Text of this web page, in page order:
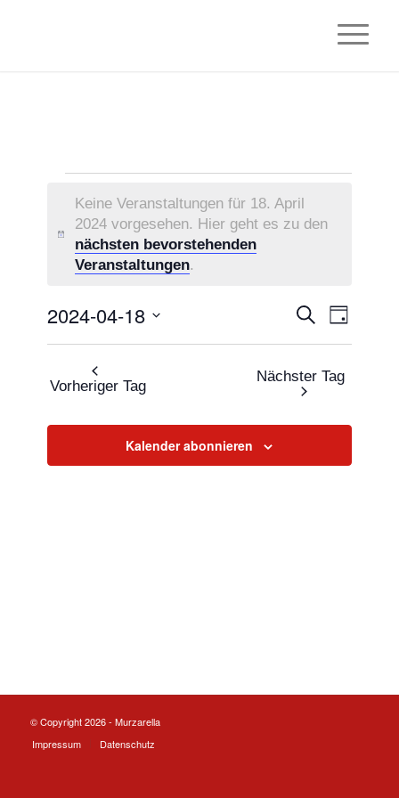
für
2024
Hinweis
Keine Veranstaltungen für 18. April
2024 vorgesehen. Hier geht es zu den
nächsten bevorstehenden
Veranstaltungen.
Suche
und
Ansichten,
Navigation
SucheTag
2024-04-18
Datum
wählen.
Vorheriger Tag
Nächster Tag
Kalender abonnieren
© Copyright 2026 - Murzarella
Impressum
Datenschutz